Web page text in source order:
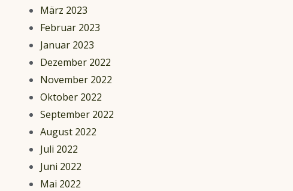
März 2023
Februar 2023
Januar 2023
Dezember 2022
November 2022
Oktober 2022
September 2022
August 2022
Juli 2022
Juni 2022
Mai 2022